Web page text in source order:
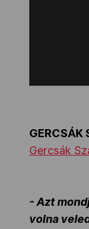
GERCSÁK
Gercsák
- Azt
volna